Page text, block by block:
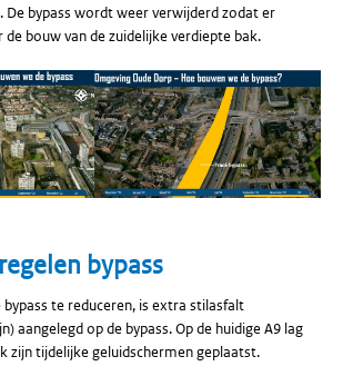
bypass wordt weer verwijderd zodat er
bouw van de zuidelijke verdiepte bak.
bypass
bypass te reduceren, is extra stilasfalt
aangelegd op de bypass. Op de huidige A9 lag
zijn tijdelijke geluidschermen geplaatst.